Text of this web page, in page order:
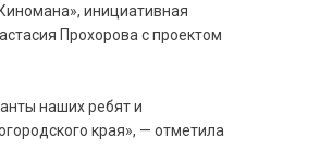
инициативная
Прохорова с проектом
наших ребят и
края», — отметила